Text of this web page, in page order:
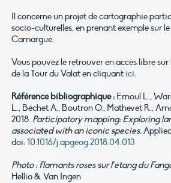
Il concerne un projet de cartographie
socio-culturelles, en prenant exemple sur
Camargue.
Vous pouvez le retrouver en accès libre
de la Tour du Valat en cliquant ici.
Référence bibliographique : Ernoul L.,
L., Béchet A., Boutron O., Mathevet R.,
2018. Participatory mapping: Exploring
associated with an iconic species.
doi: 10.1016/j.apgeog.2018.04.013
Photo : flamants roses sur l’étang du
Hellio & Van Ingen